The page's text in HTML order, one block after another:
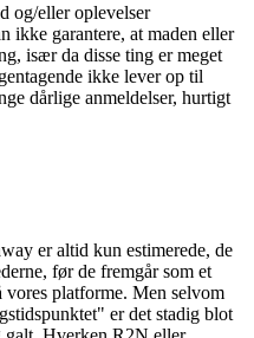
og/eller oplevelser
ikke garantere, at maden eller
især da disse ting er meget
ikke lever op til
dårlige anmeldelser, hurtigt
er altid kun estimerede, de
før de fremgår som et
platforme. Men selvom
er det stadig blot